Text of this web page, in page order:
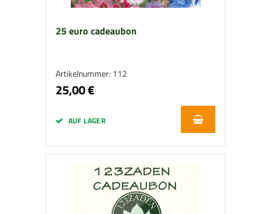
25 euro cadeaubon
Artikelnummer: 112
25,00 €
AUF LAGER